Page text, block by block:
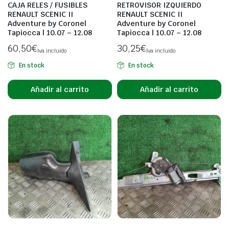
CAJA RELES / FUSIBLES
RENAULT SCENIC II
Adventure by Coronel
Tapiocca | 10.07 – 12.08
60,50€Iva incluido
En stock
Añadir al carrito
RETROVISOR IZQUIERDO
RENAULT SCENIC II
Adventure by Coronel
Tapiocca | 10.07 – 12.08
30,25€Iva incluido
En stock
Añadir al carrito